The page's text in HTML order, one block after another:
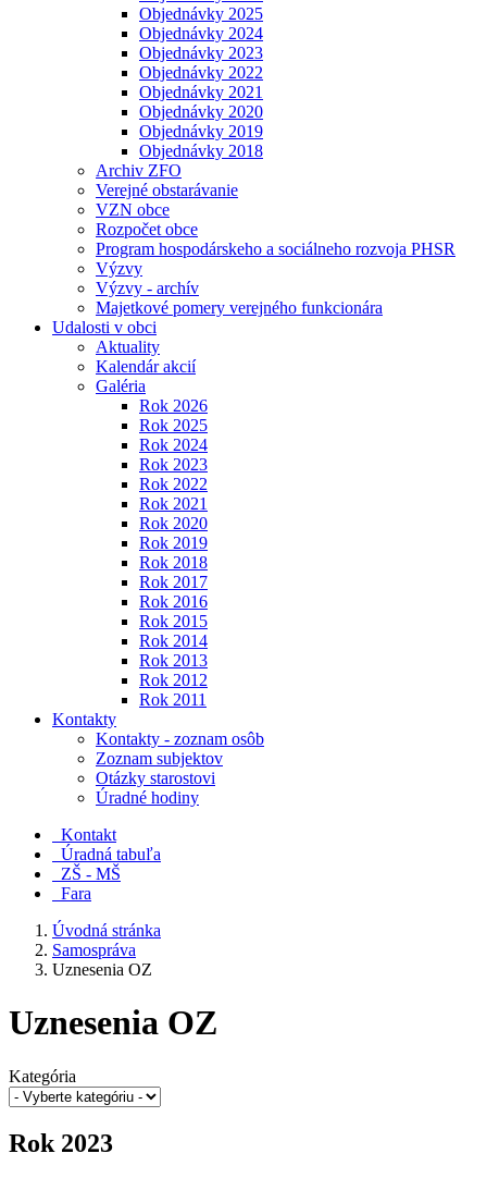
Objednávky 2025
Objednávky 2024
Objednávky 2023
Objednávky 2022
Objednávky 2021
Objednávky 2020
Objednávky 2019
Objednávky 2018
Archiv ZFO
Verejné obstarávanie
VZN obce
Rozpočet obce
Program hospodárskeho a sociálneho rozvoja PHSR
Výzvy
Výzvy - archív
Majetkové pomery verejného funkcionára
Udalosti v obci
Aktuality
Kalendár akcií
Galéria
Rok 2026
Rok 2025
Rok 2024
Rok 2023
Rok 2022
Rok 2021
Rok 2020
Rok 2019
Rok 2018
Rok 2017
Rok 2016
Rok 2015
Rok 2014
Rok 2013
Rok 2012
Rok 2011
Kontakty
Kontakty - zoznam osôb
Zoznam subjektov
Otázky starostovi
Úradné hodiny
Kontakt
Úradná tabuľa
ZŠ - MŠ
Fara
Úvodná stránka
Samospráva
Uznesenia OZ
Uznesenia OZ
Kategória
Rok 2023